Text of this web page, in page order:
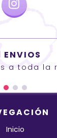
ENVIOS
a toda la
Inicio